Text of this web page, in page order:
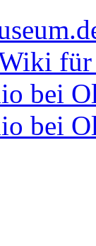
bei
bei